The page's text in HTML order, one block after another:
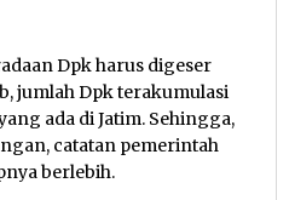
Dpk harus digeser
jumlah Dpk terakumulasi
ada di Jatim. Sehingga,
catatan pemerintah
berlebih.